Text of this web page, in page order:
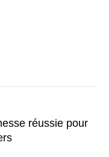
réussie pour